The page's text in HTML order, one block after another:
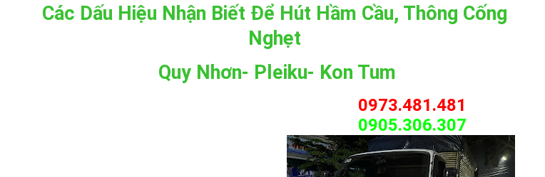
Các Dấu Hiệu Nhận Biết Để Hút Hầm Cầu, Thông Cống
Nghẹt
Quy Nhơn- Pleiku- Kon Tum
0973.481.481
0905.306.307